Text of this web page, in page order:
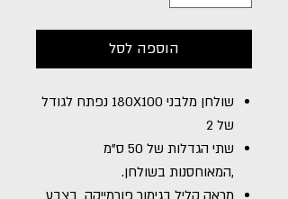
הוספה לסל
שולחן מלבני 180X100 נפתח לגודל
של 2
שתי הגדלות של 50 ס"מ
,המאוחסנות בשולחן.
מראה קליל בגימור פורמייקה בצבע